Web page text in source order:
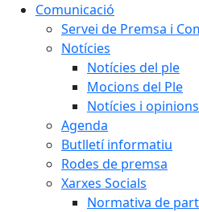
Comunicació
Servei de Premsa i
Notícies
Notícies del ple
Mocions del Ple
Notícies i
Agenda
Butlletí informatiu
Rodes de premsa
Xarxes Socials
Normativa de